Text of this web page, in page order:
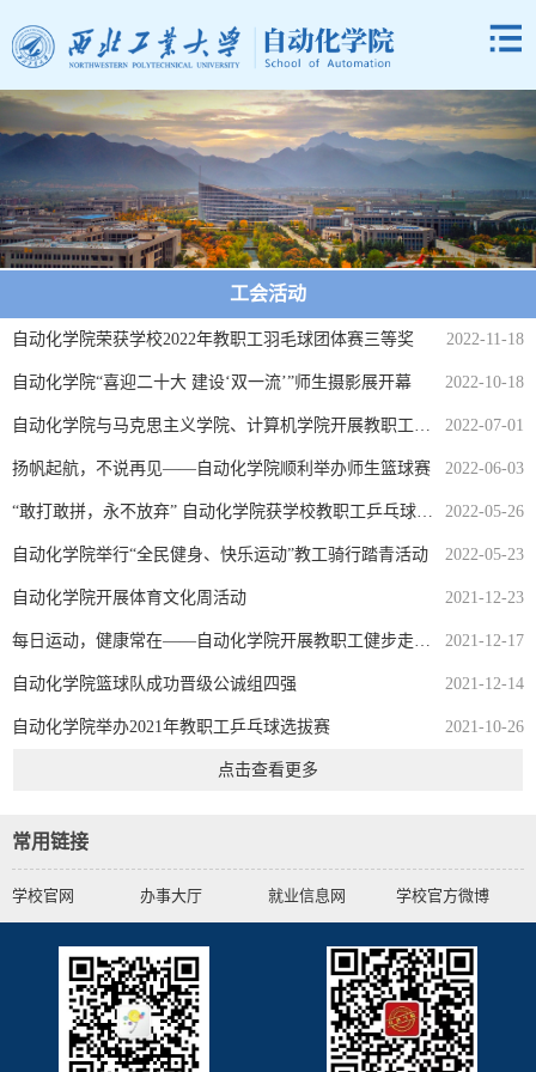
工会活动
2022-11-18
自动化学院荣获学校2022年教职工羽毛球团体赛三等奖
2022-10-18
自动化学院“喜迎二十大 建设‘双一流’”师生摄影展开幕
2022-07-01
2022-06-03
扬帆起航，不说再见——自动化学院顺利举办师生篮球赛
2022-05-26
2022-05-23
自动化学院举行“全民健身、快乐运动”教工骑行踏青活动
2021-12-23
自动化学院开展体育文化周活动
2021-12-17
2021-12-14
自动化学院篮球队成功晋级公诚组四强
2021-10-26
自动化学院举办2021年教职工乒乓球选拔赛
点击查看更多
常用链接
学校官网 办事大厅 就业信息网 学校官方微博